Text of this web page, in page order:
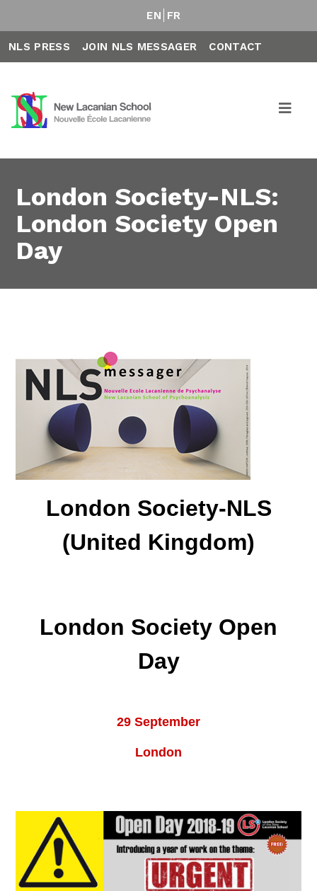
EN FR
NLS PRESS JOIN NLS MESSAGER CONTACT
London Society-NLS:
London Society Open
Day
London Society-NLS
(United Kingdom)
London Society Open
Day
29 September
London